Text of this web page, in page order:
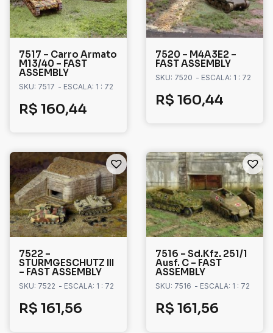
7517 – Carro Armato
M13/40 – FAST
ASSEMBLY
SKU: 7517 - ESCALA: 1 : 72
R$ 160,44
7520 – M4A3E2 –
FAST ASSEMBLY
SKU: 7520 - ESCALA: 1 : 72
R$ 160,44
7522 –
STURMGESCHUTZ III
– FAST ASSEMBLY
SKU: 7522 - ESCALA: 1 : 72
R$ 161,56
7516 – Sd.Kfz. 251/1
Ausf. C – FAST
ASSEMBLY
SKU: 7516 - ESCALA: 1 : 72
R$ 161,56